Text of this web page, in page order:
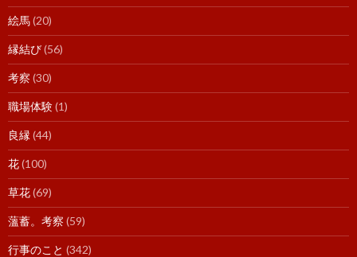
絵馬(20)
縁結び(56)
考察 (30)
職場体験(1)
良縁 (44)
花(100)
草花(69)
薀蓄。考察 (59)
行事のこと (342)